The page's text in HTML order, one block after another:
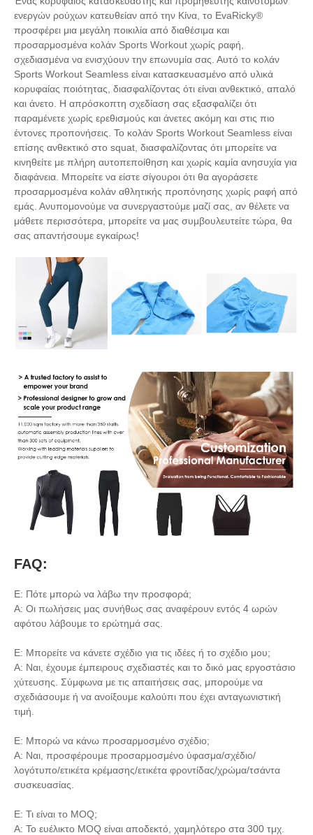
ενεργών ρούχων κατευθείαν από την Κίνα, το EvaRicky®
προσφέρει μια μεγάλη ποικιλία από διαθέσιμα και
προσαρμοσμένα κολάν Sports Workout χωρίς ραφή,
σχεδιασμένα να ενισχύουν την επωνυμία σας. Αυτό το κολάν
Sports Workout Seamless είναι κατασκευασμένο από υλικά
κορυφαίας ποιότητας, διασφαλίζοντας ότι είναι ανθεκτικό, απαλό
και άνετο. Η απρόσκοπτη σχεδίαση σας εξασφαλίζει ότι
παραμένετε χωρίς ερεθισμούς και άνετες ακόμη και στις πιο
έντονες προπονήσεις. Το κολάν Sports Workout Seamless είναι
επίσης ανθεκτικό στο squat, διασφαλίζοντας ότι μπορείτε να
κινηθείτε με πλήρη αυτοπεποίθηση και χωρίς καμία ανησυχία για
διαφάνεια. Μπορείτε να είστε σίγουροι ότι θα αγοράσετε
προσαρμοσμένα κολάν αθλητικής προπόνησης χωρίς ραφή από
εμάς. Ανυπομονούμε να συνεργαστούμε μαζί σας, αν θέλετε να
μάθετε περισσότερα, μπορείτε να μας συμβουλευτείτε τώρα, θα
σας απαντήσουμε εγκαίρως!
FAQ:
Ε: Πότε μπορώ να λάβω την προσφορά;
Α: Οι πωλήσεις μας συνήθως σας αναφέρουν εντός 4 ωρών
αφότου λάβουμε το ερώτημά σας.
Ε: Μπορείτε να κάνετε σχέδιο για τις ιδέες ή το σχέδιο μου;
Α: Ναι, έχουμε έμπειρους σχεδιαστές και το δικό μας εργοστάσιο
χύτευσης. Σύμφωνα με τις απαιτήσεις σας, μπορούμε να
σχεδιάσουμε ή να ανοίξουμε καλούπι που έχει ανταγωνιστική
τιμή.
Ε: Μπορώ να κάνω προσαρμοσμένο σχέδιο;
Α: Ναι, προσφέρουμε προσαρμοσμένο ύφασμα/σχέδιο/
λογότυπο/ετικέτα κρέμασης/ετικέτα φροντίδας/χρώμα/τσάντα
συσκευασίας.
Ε: Τι είναι το MOQ;
Α: Το ευέλικτο MOQ είναι αποδεκτό, χαμηλότερο στα 300 τμχ.